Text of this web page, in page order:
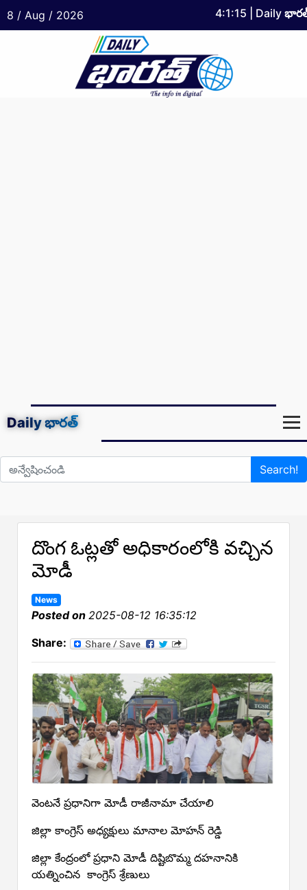
8 / Aug / 2026 4:1:15 | Daily
Dailyభారత్
Search!
దొంగ ఓట్లతో అధికారంలోకి వచ్చిన
మోడీ
News
Posted on 2025-08-12 16:35:12
Share:
వెంటనే ప్రధానిగా మోడీ రాజీనామా చేయాలి
జిల్లా కాంగ్రెస్ అధ్యక్షులు మానాల మోహన్ రెడ్డి
జిల్లా కేంద్రంలో ప్రధాని మోడీ దిష్టిబొమ్మ దహనానికి
యత్నించిన కాంగ్రెస్ శ్రేణులు